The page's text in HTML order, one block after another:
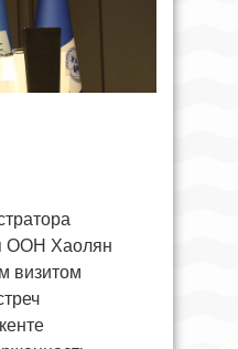
ООН Хаолян
визитом